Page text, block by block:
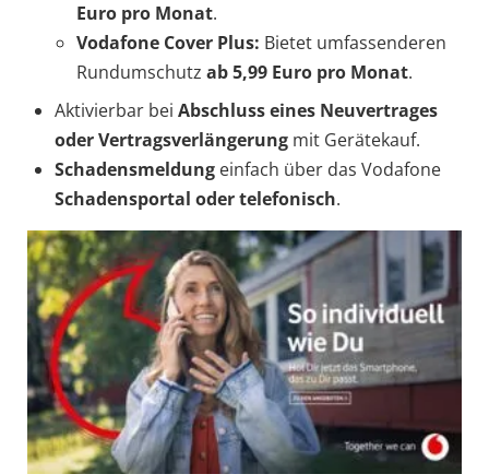
Euro pro Monat.
Vodafone Cover Plus: Bietet umfassenderen
Rundumschutz ab 5,99 Euro pro Monat.
Aktivierbar bei Abschluss eines Neuvertrages
oderVertragsverlängerung mit Gerätekauf.
Schadensmeldung einfach über das Vodafone
Schadensportal oder telefonisch.